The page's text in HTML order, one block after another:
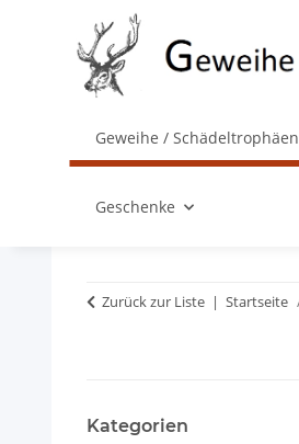
Geweihe / Schädeltrophäen
Geschenke
Zurück zur Liste Startseite
Kategorien